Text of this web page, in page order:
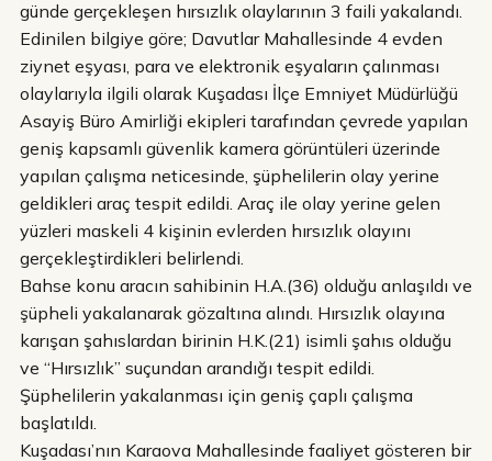
günde gerçekleşen hırsızlık olaylarının 3 faili yakalandı.
Edinilen bilgiye göre; Davutlar Mahallesinde 4 evden
ziynet eşyası, para ve elektronik eşyaların çalınması
olaylarıyla ilgili olarak Kuşadası İlçe Emniyet Müdürlüğü
Asayiş Büro Amirliği ekipleri tarafından çevrede yapılan
geniş kapsamlı güvenlik kamera görüntüleri üzerinde
yapılan çalışma neticesinde, şüphelilerin olay yerine
geldikleri araç tespit edildi. Araç ile olay yerine gelen
yüzleri maskeli 4 kişinin evlerden hırsızlık olayını
gerçekleştirdikleri belirlendi.
Bahse konu aracın sahibinin H.A.(36) olduğu anlaşıldı ve
şüpheli yakalanarak gözaltına alındı. Hırsızlık olayına
karışan şahıslardan birinin H.K.(21) isimli şahıs olduğu
ve “Hırsızlık” suçundan arandığı tespit edildi.
Şüphelilerin yakalanması için geniş çaplı çalışma
başlatıldı.
Kuşadası’nın Karaova Mahallesinde faaliyet gösteren bir